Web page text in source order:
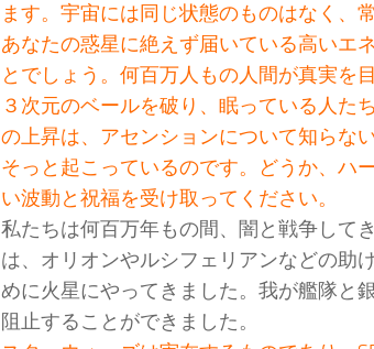
ます。宇宙には同じ状態のものはなく、
あなたの惑星に絶えず届いている高いエ
とでしょう。何百万人もの人間が真実を
３次元のベールを破り、眠っている人た
の上昇は、アセンションについて知らな
そっと起こっているのです。どうか、ハ
い波動と祝福を受け取ってください。
私たちは何百万年もの間、闇と戦争して
は、オリオンやルシフェリアンなどの助
めに火星にやってきました。我が艦隊と
阻止することができました。